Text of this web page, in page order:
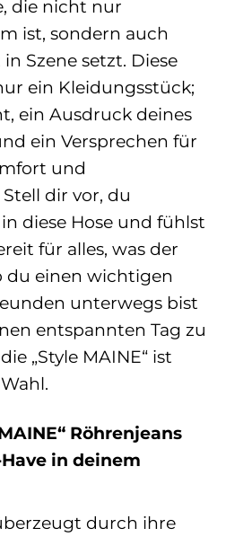
die nicht nur
ist, sondern auch
Szene setzt. Diese
ein Kleidungsstück;
ein Ausdruck deines
ein Versprechen für
und
dir vor, du
diese Hose und fühlst
für alles, was der
du einen wichtigen
unterwegs bist
entspannten Tag zu
„Style MAINE“ ist
Röhrenjeans
in deinem
durch ihre